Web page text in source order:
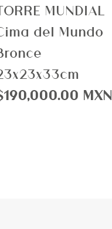
MUNDIAL
del Mundo
MXN